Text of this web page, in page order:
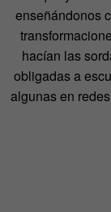
enseñándonos
hacían las
obligadas a
algunas en